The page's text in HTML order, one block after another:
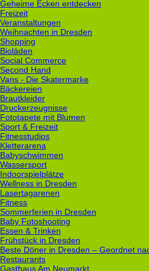
Geheime Ecken entdecken
Freizeit
Veranstaltungen
Weihnachten in Dresden
Shopping
Bioläden
Social Commerce
Second Hand
Vans - Die Skatermarke
Bäckereien
Brautkleider
Druckerzeugnisse
Fototapete mit Blumen
Sport & Freizeit
Fitnesstudios
Kletterarena
Babyschwimmen
Wassersport
Indoorspielplätze
Wellness in Dresden
Lasertagarenen
Fitness
Sommerferien in Dresden
Baby Fotoshooting
Essen & Trinken
Frühstück in Dresden
Beste Döner in Dresden – Geordnet
Restaurants
Gasthaus Am Neumarkt